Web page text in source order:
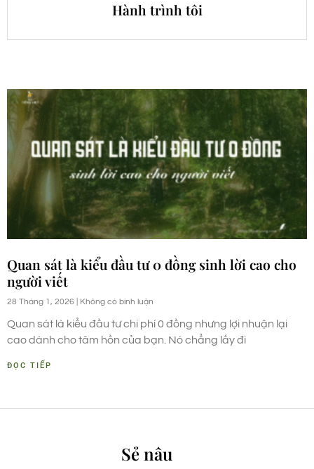
Hành trình tôi
Quan sát là kiểu đầu tư 0 đồng sinh lời cao cho
người viết
28 Tháng 1, 2026 Không có bình luận
Quan sát là kiểu đầu tư chi phí 0 đồng nhưng lợi nhuận lại
cao dành cho tâm hồn của bạn. Nó chẳng lấy đi
ĐỌC TIẾP
Sẻ nâu